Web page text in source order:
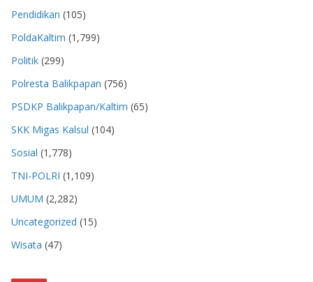
Pendidikan (105)
PoldaKaltim (1,799)
Politik (299)
Polresta Balikpapan (756)
PSDKP Balikpapan/Kaltim (65)
SKK Migas Kalsul (104)
Sosial (1,778)
TNI-POLRI (1,109)
UMUM (2,282)
Uncategorized (15)
Wisata (47)